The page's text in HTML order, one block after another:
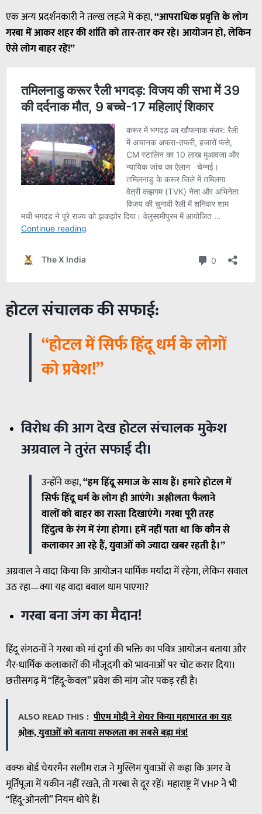
एक अन्य प्रदर्शनकारी ने तल्ख लहजे में कहा,“आपराधिक प्रवृत्ति के लोग
गरबा में आकर शहर की शांति को तार-तार कर रहे। आयोजन हो, लेकिन
ऐसे लोग बाहर रहें!”
होटल संचालक की सफाई:
“होटल में सिर्फ हिंदू धर्म के लोगों
को प्रवेश!”
विरोध की आग देख होटल संचालक मुकेश
अग्रवाल ने तुरंत सफाई दी।
उन्होंने कहा,“हम हिंदू समाज के साथ हैं। हमारे होटल में
सिर्फ हिंदू धर्म के लोग ही आएंगे। अश्लीलता फैलाने
वालों को बाहर का रास्ता दिखाएंगे। गरबा पूरी तरह
हिंदुत्व के रंग में रंगा होगा। हमें नहीं पता था कि कौन से
कलाकार आ रहे हैं, युवाओं को ज्यादा खबर रहती है।”
अग्रवाल ने वादा किया कि आयोजन धार्मिक मर्यादा में रहेगा, लेकिन सवाल
उठ रहा—क्या यह वादा बवाल थाम पाएगा?
गरबा बना जंग का मैदान!
हिंदू संगठनों ने गरबा को मां दुर्गा की भक्ति का पवित्र आयोजन बताया और
गैर-धार्मिक कलाकारों की मौजूदगी को भावनाओं पर चोट करार दिया।
छत्तीसगढ़ में “हिंदू-केवल” प्रवेश की मांग जोर पकड़ रही है।
ALSO READ THIS : पीएम मोदी ने शेयर किया महाभारत का यह
श्लोक, युवाओं को बताया सफलता का सबसे बड़ा मंत्र!
वक्फ बोर्ड चेयरमैन सलीम राज ने मुस्लिम युवाओं से कहा कि अगर वे
मूर्तिपूजा में यकीन नहीं रखते, तो गरबा से दूर रहें। महाराष्ट्र में VHP ने भी
“हिंदू-ओनली” नियम थोपे हैं।